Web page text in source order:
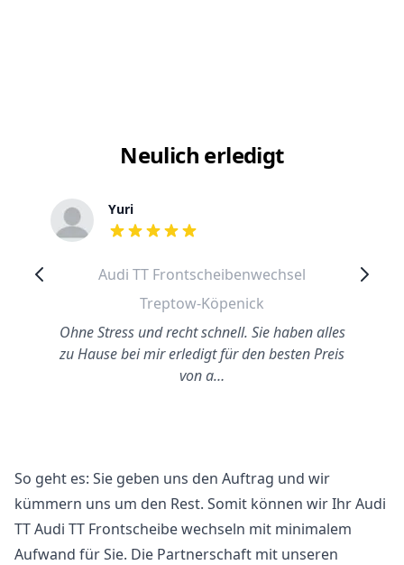
Neulich erledigt
Yuri
out of 5 stars
Audi TT Frontscheibenwechsel
Treptow-Köpenick
Ohne Stress und recht schnell. Sie haben alles
zu Hause bei mir erledigt für den besten Preis
von a…
So geht es: Sie geben uns den Auftrag und wir
kümmern uns um den Rest. Somit können wir Ihr Audi
TT Audi TT Frontscheibe wechseln mit minimalem
Aufwand für Sie. Die Partnerschaft mit unseren